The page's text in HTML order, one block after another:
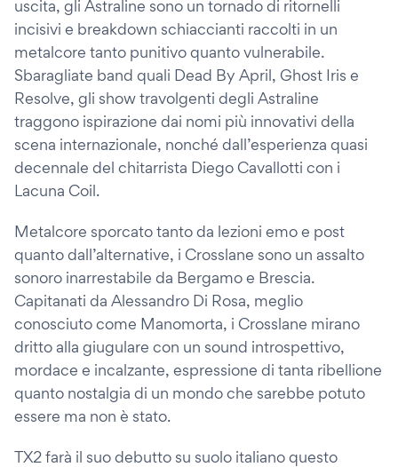
uscita, gli Astraline sono un tornado di ritornelli
incisivi e breakdown schiaccianti raccolti in un
metalcore tanto punitivo quanto vulnerabile.
Sbaragliate band quali Dead By April, Ghost Iris e
Resolve, gli show travolgenti degli Astraline
traggono ispirazione dai nomi più innovativi della
scena internazionale, nonché dall’esperienza quasi
decennale del chitarrista Diego Cavallotti con i
Lacuna Coil.
Metalcore sporcato tanto da lezioni emo e post
quanto dall’alternative, i Crosslane sono un assalto
sonoro inarrestabile da Bergamo e Brescia.
Capitanati da Alessandro Di Rosa, meglio
conosciuto come Manomorta, i Crosslane mirano
dritto alla giugulare con un sound introspettivo,
mordace e incalzante, espressione di tanta ribellione
quanto nostalgia di un mondo che sarebbe potuto
essere ma non è stato.
TX2 farà il suo debutto su suolo italiano questo